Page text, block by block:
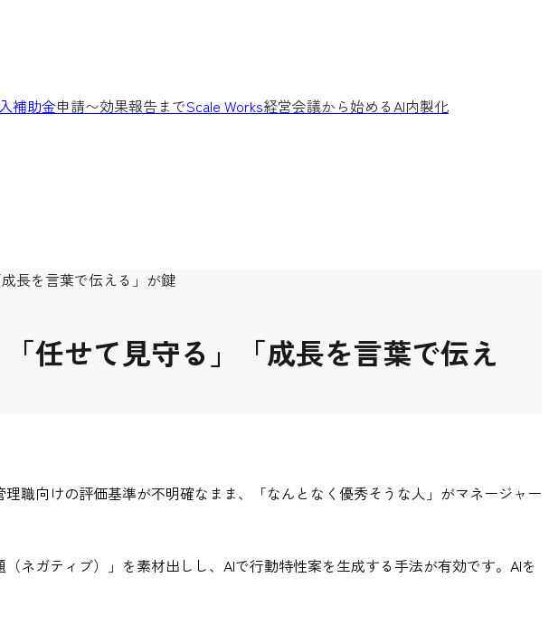
補助金申請〜効果報告までScale Works経営会議から始めるAI内製化
長を言葉で伝える」が鍵
任せて見守る」「成長を言葉で伝え
職向けの評価基準が不明確なまま、「なんとなく優秀そうな人」がマネージャー
ネガティブ）」を素材出しし、AIで行動特性案を生成する手法が有効です。AIを